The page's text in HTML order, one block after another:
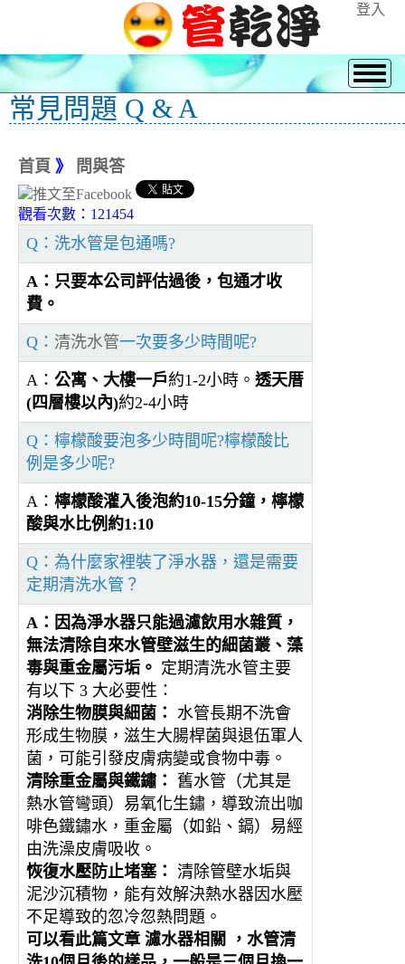
登入
常見問題 Q & A
首頁 》 問與答
觀看次數：121454
Q：洗水管是包通嗎?
A：只要本公司評估過後，包通才收
費。
Q： 清洗水管一次要多少時間呢?
A： 公寓、大樓一戶約1-2小時。 透天厝
(四層樓以內)約2-4小時
Q：檸檬酸要泡多少時間呢?檸檬酸比
例是多少呢?
A： 檸檬酸灌入後泡約10-15分鐘，檸檬
酸與水比例約1:10
Q：為什麼家裡裝了淨水器，還是需要
定期清洗水管？
A： 因為淨水器只能過濾飲用水雜質，
無法清除自來水管壁滋生的細菌叢、藻
毒與重金屬污垢。 定期清洗水管主要
有以下 3 大必要性：
消除生物膜與細菌：
水管長期不洗會
形成生物膜，滋生大腸桿菌與退伍軍人
菌，可能引發皮膚病變或食物中毒。
清除重金屬與鐵鏽：
舊水管（尤其是
熱水管彎頭）易氧化生鏽，導致流出咖
啡色鐵鏽水，重金屬（如鉛、鎘）易經
由洗澡皮膚吸收。
恢復水壓防止堵塞： 清除管壁水垢與
泥沙沉積物，能有效解決熱水器因水壓
不足導致的忽冷忽熱問題。
可以看此篇文章 濾水器相關 ，水管清